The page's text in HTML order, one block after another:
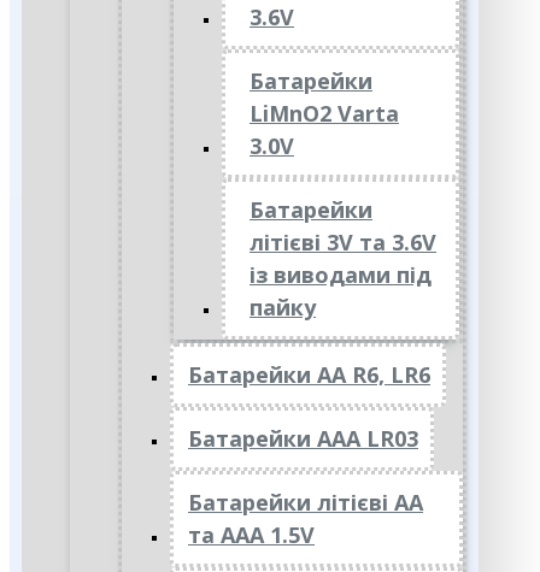
3.6V
Батарейки
LiMnO2 Varta
3.0V
Батарейки
літієві 3V та 3.6V
із виводами під
пайку
Батарейки АА R6, LR6
Батарейки АAА LR03
Батарейки літієві АА
та ААА 1.5V